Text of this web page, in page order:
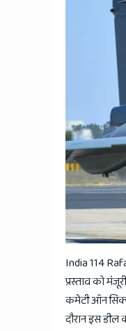
India 114
प्रस्ताव को
कमेटी ऑन
दौरान इस